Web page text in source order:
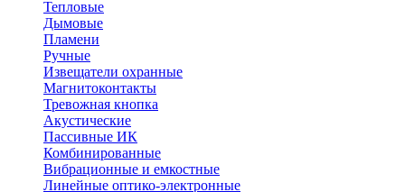
Тепловые
Дымовые
Пламени
Ручные
Извещатели охранные
Магнитоконтакты
Тревожная кнопка
Акустические
Пассивные ИК
Комбинированные
Вибрационные и емкостные
Линейные оптико-электронные